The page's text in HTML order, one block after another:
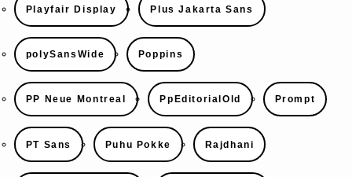
Playfair Display Plus Jakarta Sans
polySansWide Poppins
PP Neue Montreal PpEditorialOld Prompt
PT Sans Puhu Pokke Rajdhani